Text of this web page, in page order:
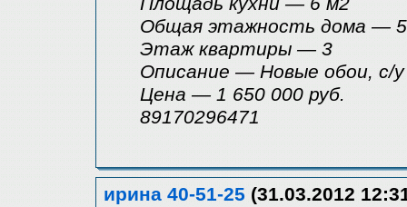
Общая этажность дома — 5
Этаж квартиры — 3
Описание — Новые обои, с/
Цена — 1 650 000 руб.
89170296471
ирина 40-51-25 (31.03.2012